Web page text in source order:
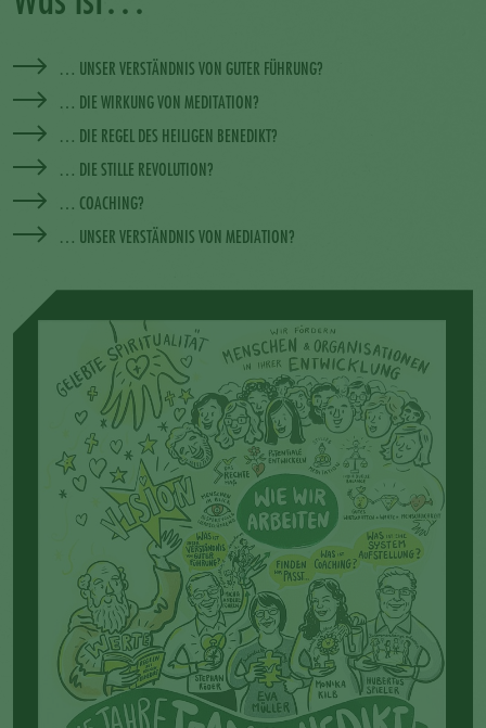
… UNSER VERSTÄNDNIS VON GUTER FÜHRUNG?
… DIE WIRKUNG VON MEDITATION?
… DIE REGEL DES HEILIGEN BENEDIKT?
… DIE STILLE REVOLUTION?
… COACHING?
… UNSER VERSTÄNDNIS VON MEDIATION?